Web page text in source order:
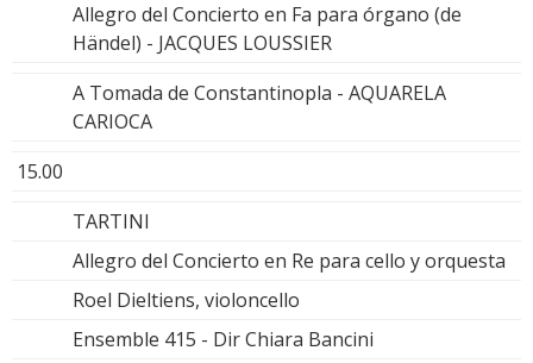
Allegro del Concierto en Fa para órgano (de
Händel) - JACQUES LOUSSIER
A Tomada de Constantinopla - AQUARELA
CARIOCA
15.00
TARTINI
Allegro del Concierto en Re para cello y orquesta
Roel Dieltiens, violoncello
Ensemble 415 - Dir Chiara Bancini